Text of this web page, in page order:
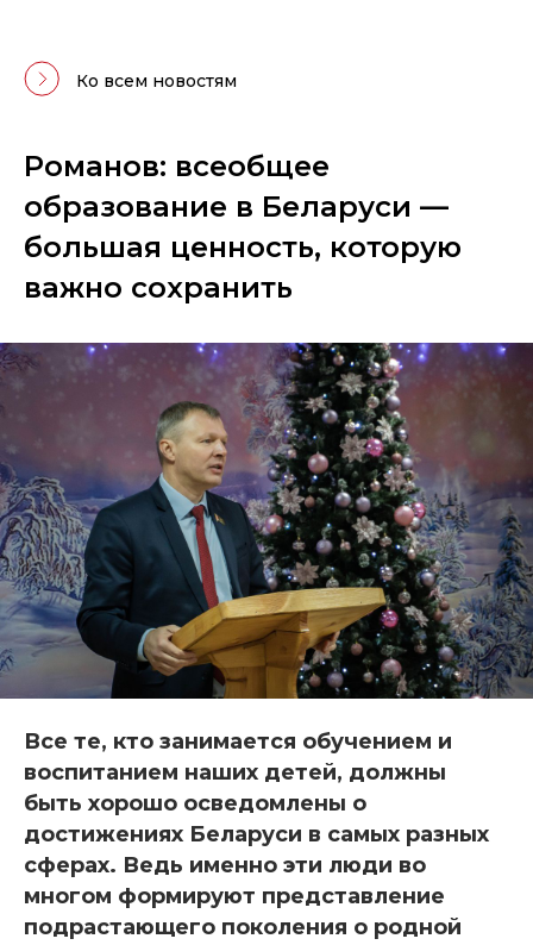
Ко всем новостям
Романов: всеобщее
образование в Беларуси —
большая ценность, которую
важно сохранить
Все те, кто занимается обучением и
воспитанием наших детей, должны
быть хорошо осведомлены о
достижениях Беларуси в самых разных
сферах. Ведь именно эти люди во
многом формируют представление
подрастающего поколения о родной